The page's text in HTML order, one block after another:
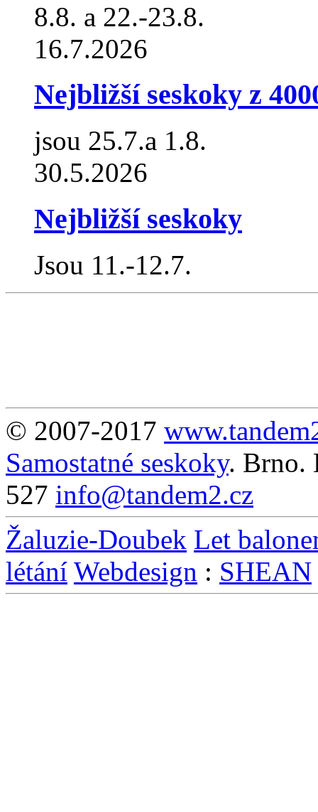
8.8. a 22.-23.8.
16.7.2026
Nejbližší seskoky z
jsou 25.7.a 1.8.
30.5.2026
Nejbližší seskoky
Jsou 11.-12.7.
© 2007-2017
Samostatné seskoky. Brno.
527 info@tandem2.cz
Žaluzie-Doubek Let
létání Webdesign : SHEAN